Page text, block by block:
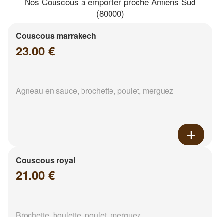
(80000)
Couscous marrakech
23.00 €
Agneau en sauce, brochette, poulet, merguez
Couscous royal
21.00 €
Brochette, boulette, poulet, merguez